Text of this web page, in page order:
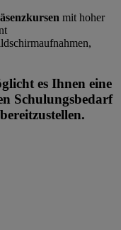
mit hoher
es Ihnen eine
Schulungsbedarf